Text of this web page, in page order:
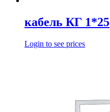
кабель КГ 1*25
Login to see prices